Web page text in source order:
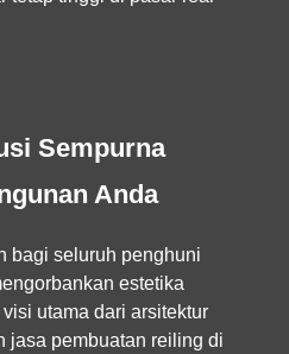
Sempurna
Anda
bagi seluruh penghuni
estetika
utama dari arsitektur
jasa pembuatan reiling di